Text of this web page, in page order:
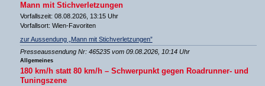
Mann mit Stichverletzungen
Vorfallszeit: 08.08.2026, 13:15 Uhr
Vorfallsort: Wien-Favoriten
zur Aussendung „Mann mit Stichverletzungen”
Presseaussendung Nr: 465235 vom 09.08.2026, 10:14 Uhr
Allgemeines
180 km/h statt 80 km/h – Schwerpunkt gegen Roadrunner- und
Tuningszene